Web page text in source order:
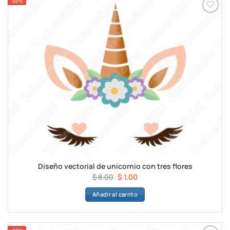
Diseño vectorial de unicornio con tres flores
$8.00 El
precio
original
$ 8.00.
$ 1.00El
precio
actual
$ 1.00.
Añadir al carrito